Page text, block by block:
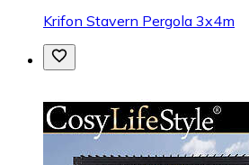
Krifon Stavern Pergola 3x4m